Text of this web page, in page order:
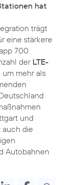
hat
trägt
eine stärkere
700
der LTE-
mehr als
und
auch die
Autobahnen